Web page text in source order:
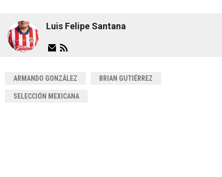
Luis Felipe Santana
ARMANDO GONZÁLEZ BRIAN GUTIÉRREZ
SELECCIÓN MEXICANA